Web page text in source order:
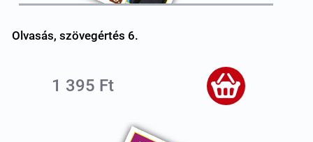
Olvasás, szövegértés 6.
1 395 Ft